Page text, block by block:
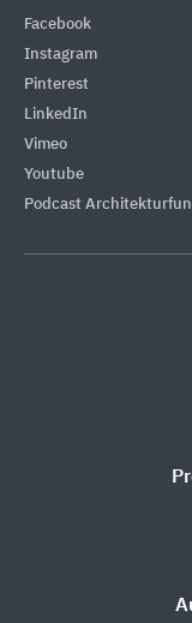
Facebook
Instagram
Pinterest
LinkedIn
Vimeo
Youtube
Podcast